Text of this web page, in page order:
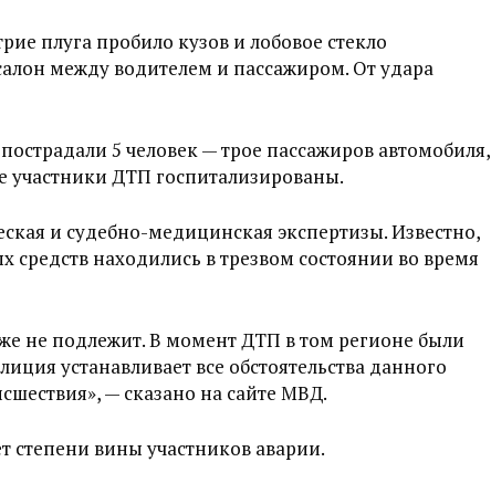
плуга пробило кузов и лобовое стекло
между водителем и пассажиром. От удара
5 человек — трое пассажиров автомобиля,
участники ДТП госпитализированы.
и судебно-медицинская экспертизы. Известно,
средств находились в трезвом состоянии во время
не подлежит. В момент ДТП в том регионе были
устанавливает все обстоятельства данного
— сказано на сайте МВД.
степени вины участников аварии.